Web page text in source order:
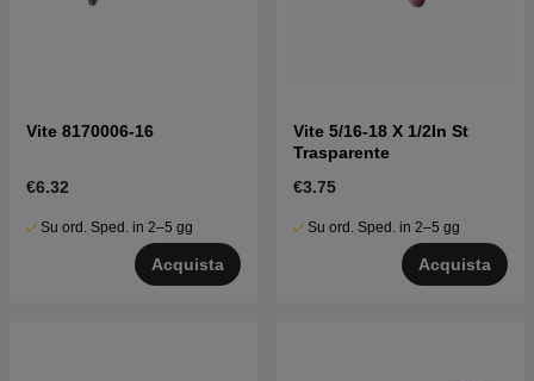
Vite 8170006-16
€6.32
Su ord. Sped. in 2–5 gg
Acquista
Vite 5/16-18 X 1/2In St
Trasparente
€3.75
Su ord. Sped. in 2–5 gg
Acquista